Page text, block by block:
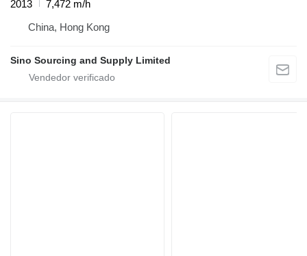
2013
7,472 m/h
China, Hong Kong
Sino Sourcing and Supply Limited